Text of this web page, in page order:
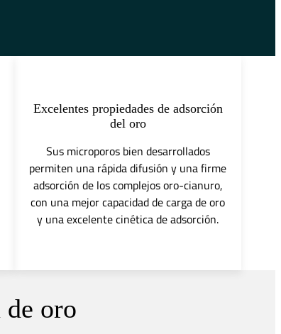
Excelentes propiedades de adsorción
del oro
Sus microporos bien desarrollados
permiten una rápida difusión y una firme
adsorción de los complejos oro-cianuro,
con una mejor capacidad de carga de oro
y una excelente cinética de adsorción.
oro